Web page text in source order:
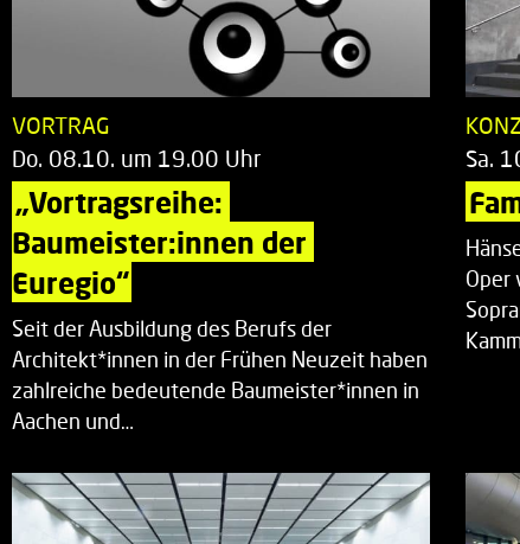
VORTRAG
Do. 08.10. um 19.00 Uhr
„Vortragsreihe:
Baumeister:innen der
Euregio“
Seit der Ausbildung des Berufs der
Architekt*innen in der Frühen Neuzeit haben
zahlreiche bedeutende Baumeister*innen in
Aachen und…
Sa.
Oper